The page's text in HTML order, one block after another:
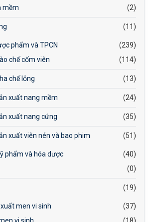
mềm (2)
(11)
phẩm và TPCN
(239)
chế cốm viên
(114)
chế lỏng (13)
xuất nang mềm (24)
xuất nang cứng (35)
xuất viên nén và bao phim (51)
phẩm và hóa dược
(40)
(0)
(19)
men vi sinh
(37)